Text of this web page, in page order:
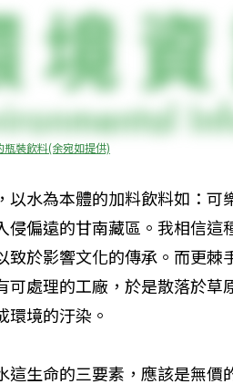
裝飲料(余宛如提供)
以水為本體的加料飲料如：可
侵偏遠的甘南藏區。我相信
致於影響文化的傳承。而更
可處理的工廠，於是散落於
環境的汙染。
這生命的三要素，應該是無